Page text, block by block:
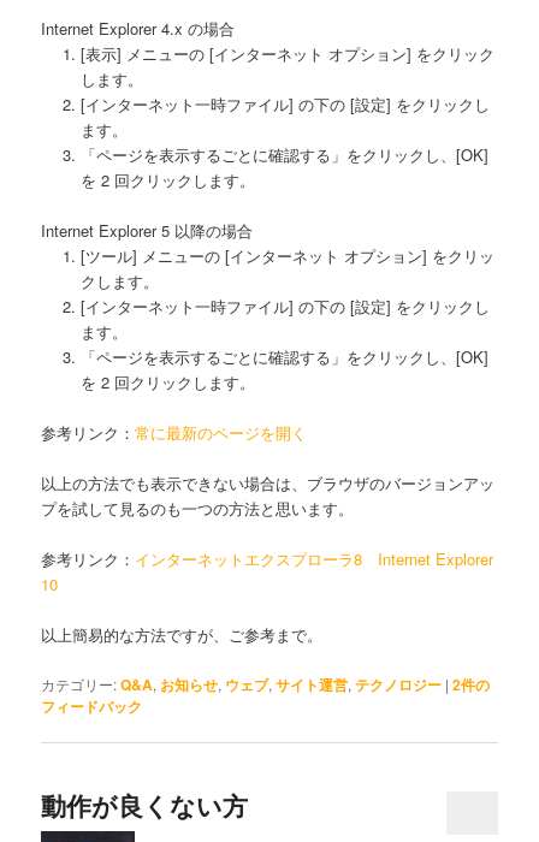
Internet Explorer 4.x の場合
[表示] メニューの [インターネット オプション] をクリック
します。
[インターネット一時ファイル] の下の [設定] をクリックし
ます。
「ページを表示するごとに確認する」をクリックし、[OK]
を 2 回クリックします。
Internet Explorer 5 以降の場合
[ツール] メニューの [インターネット オプション] をクリッ
クします。
[インターネット一時ファイル] の下の [設定] をクリックし
ます。
「ページを表示するごとに確認する」をクリックし、[OK]
を 2 回クリックします。
参考リンク：常に最新のページを開く
以上の方法でも表示できない場合は、ブラウザのバージョンアッ
プを試して見るのも一つの方法と思います。
参考リンク： インターネットエクスプローラ8
Internet Explorer
10
以上簡易的な方法ですが、ご参考まで。
カテゴリー:Q&A, お知らせ, ウェブ,サイト運営,テクノロジー |2件の
フィードバック
動作が良くない方